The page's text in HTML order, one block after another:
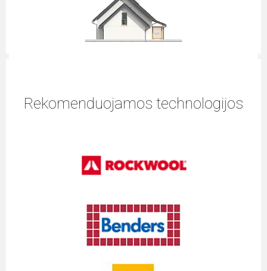
Rekomenduojamos technologijos